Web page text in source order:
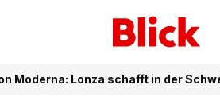
Moderna: Lonza schafft in der